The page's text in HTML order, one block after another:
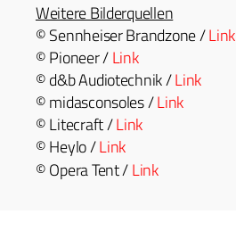
Weit­ere Bilderquellen
© Sennheis­er Brand­zone /Link
© Pio­neer /Link
© d&b Audiotech­nik /Link
© midas­con­soles /Link
© Lite­craft /Link
© Hey­lo /Link
© Opera Tent /Link